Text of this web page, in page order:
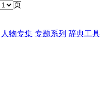
页
人物专集 专题系列 辞典工具